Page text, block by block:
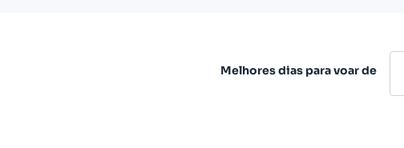
Melhores dias para voar de